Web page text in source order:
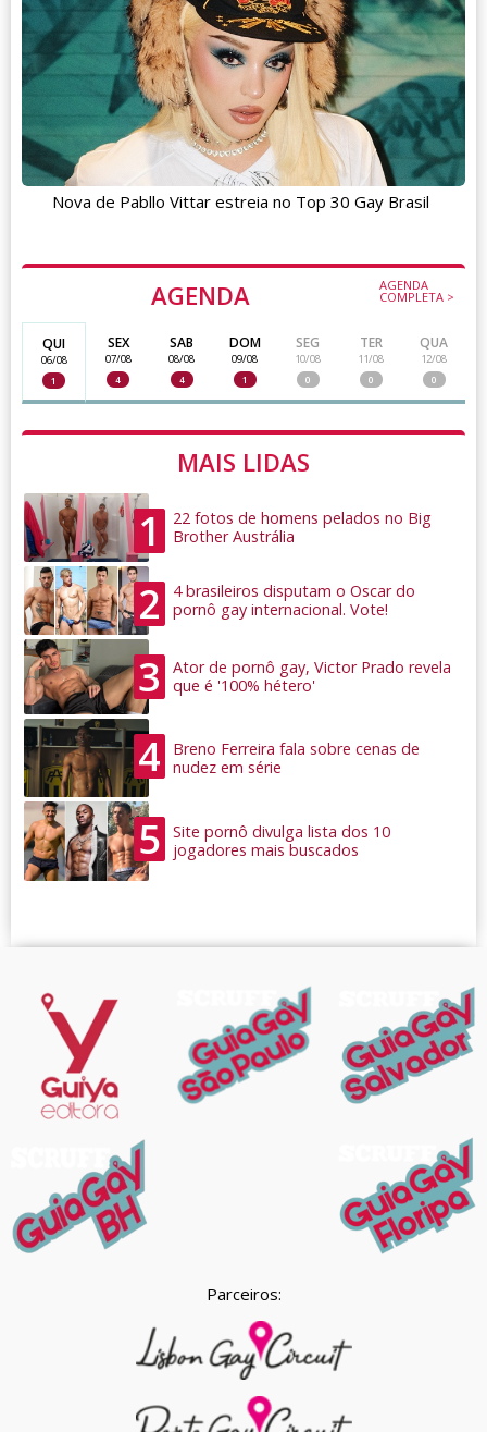
AGENDA AGENDA
COMPLETA >
QUI
06/08
1
SEX
07/08
4
SAB
08/08
4
DOM
09/08
1
SEG
10/08
0
TER
11/08
0
QUA
12/08
0
MAIS LIDAS
1
22 fotos de homens pelados no Big
Brother Austrália
2
4 brasileiros disputam o Oscar do
pornô gay internacional. Vote!
3
Ator de pornô gay, Victor Prado revela
que é '100% hétero'
4
Breno Ferreira fala sobre cenas de
nudez em série
5
Site pornô divulga lista dos 10
jogadores mais buscados
Nova de Pabllo Vittar estreia no Top 30 Gay Brasil
Parceiros: